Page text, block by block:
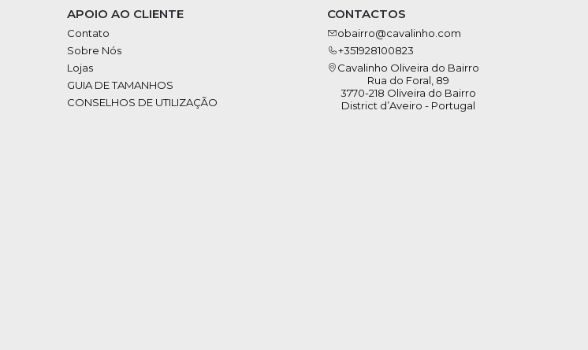
APOIO AO CLIENTE
Contato
Sobre Nós
Lojas
GUIA DE TAMANHOS
CONSELHOS DE UTILIZAÇÃO
CONTACTOS
obairro@cavalinho.com
+351928100823
Cavalinho Oliveira do Bairro
Rua do Foral, 89
3770-218 Oliveira do Bairro
District d’Aveiro - Portugal